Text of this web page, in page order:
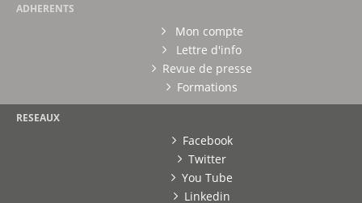
ADHERENTS
Mon compte
Lettre d'info
Revue de presse
Formations
RESEAUX
Facebook
Twitter
You Tube
Linkedin